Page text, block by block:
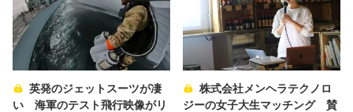
英発のジェットスーツが凄
い 海軍のテスト飛行映像がリ
株式会社メンヘラテクノロ
ジーの女子大生マッチング 賛